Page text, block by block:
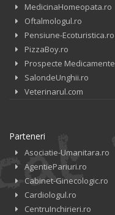
MedicinaHomeopata.ro
Oftalmologul.ro
Pensiune-Ecoturistica.ro
PizzaBoy.ro
Prospecte Medicamente
SalondeUnghii.ro
Veterinarul.com
Parteneri
Asociatie-Umanitara.ro
AgentiePariuri.ro
Cabinet-Ginecologic.ro
Cardiologul.ro
CentruInchirieri.ro